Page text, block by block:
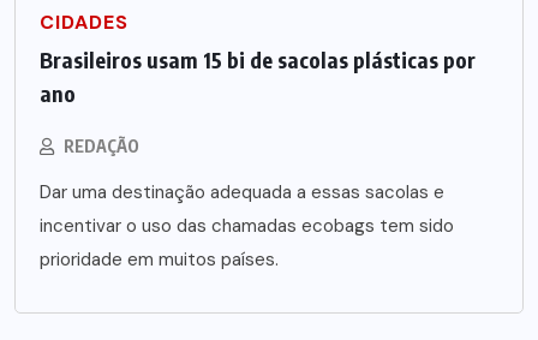
CIDADES
Brasileiros usam 15 bi de sacolas plásticas por
ano
REDAÇÃO
Dar uma destinação adequada a essas sacolas e
incentivar o uso das chamadas ecobags tem sido
prioridade em muitos países.